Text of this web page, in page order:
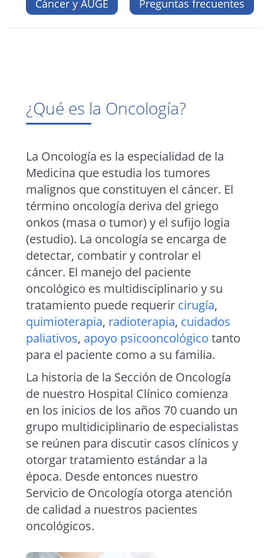
Cáncer y AUGE
Preguntas frecuentes
¿Qué es la Oncología?
La Oncología es la especialidad de la
Medicina que estudia los tumores
malignos que constituyen el cáncer. El
término oncología deriva del griego
onkos (masa o tumor) y el sufijo logia
(estudio). La oncología se encarga de
detectar, combatir y controlar el
cáncer. El manejo del paciente
oncológico es multidisciplinario y su
tratamiento puede requerir cirugía,
quimioterapia, radioterapia, cuidados
paliativos, apoyo psicooncológico tanto
para el paciente como a su familia.
La historia de la Sección de Oncología
de nuestro Hospital Clínico comienza
en los inicios de los años 70 cuando un
grupo multidiciplinario de especialistas
se reúnen para discutir casos clínicos y
otorgar tratamiento estándar a la
época. Desde entonces nuestro
Servicio de Oncología otorga atención
de calidad a nuestros pacientes
oncológicos.